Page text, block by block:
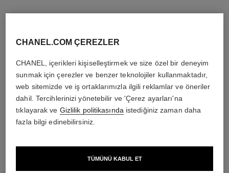
malzeme
18K sarı altın
CHANEL.COM ÇEREZLER
CHANEL, içerikleri kişiselleştirmek ve size özel bir deneyim
sunmak için çerezler ve benzer teknolojiler kullanmaktadır,
web sitemizde ve iş ortaklarımızla ilgili reklamlar ve öneriler
dahil. Tercihlerinizi yönetebilir ve 'Çerez ayarları'na
tıklayarak ve Gizlilik politikasında istediğiniz zaman daha
fazla bilgi edinebilirsiniz.
TÜMÜNÜ KABUL ET